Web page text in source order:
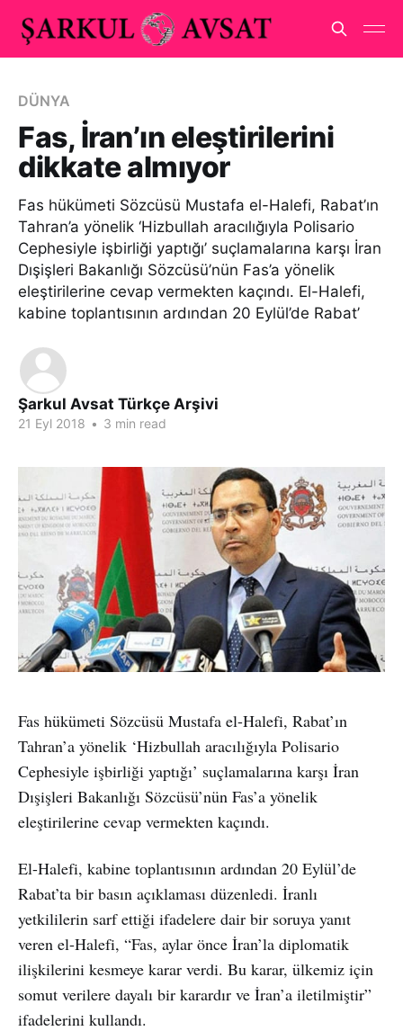
DÜNYA
Fas, İran’ın eleştirilerini
dikkate almıyor
Fas hükümeti Sözcüsü Mustafa el-Halefi, Rabat’ın
Tahran’a yönelik ‘Hizbullah aracılığıyla Polisario
Cephesiyle işbirliği yaptığı’ suçlamalarına karşı İran
Dışişleri Bakanlığı Sözcüsü’nün Fas’a yönelik
eleştirilerine cevap vermekten kaçındı. El-Halefi,
kabine toplantısının ardından 20 Eylül’de Rabat’
Şarkul Avsat Türkçe Arşivi
21 Eyl 2018 • 3 min read
Fas hükümeti Sözcüsü Mustafa el-Halefi, Rabat’ın
Tahran’a yönelik ‘Hizbullah aracılığıyla Polisario
Cephesiyle işbirliği yaptığı’ suçlamalarına karşı İran
Dışişleri Bakanlığı Sözcüsü’nün Fas’a yönelik
eleştirilerine cevap vermekten kaçındı.
El-Halefi, kabine toplantısının ardından 20 Eylül’de
Rabat’ta bir basın açıklaması düzenledi. İranlı
yetkililerin sarf ettiği ifadelere dair bir soruya yanıt
veren el-Halefi, “Fas, aylar önce İran’la diplomatik
ilişkilerini kesmeye karar verdi. Bu karar, ülkemiz için
somut verilere dayalı bir karardır ve İran’a iletilmiştir”
ifadelerini kullandı.